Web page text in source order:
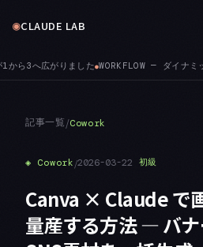
◉CLAUDE LAB
ションの権限モードに関わらずファイル
記事一覧/Cowork
◈ Cowork/2026-03-22 初級
Canva × Claude で
量産する方法 — バナ